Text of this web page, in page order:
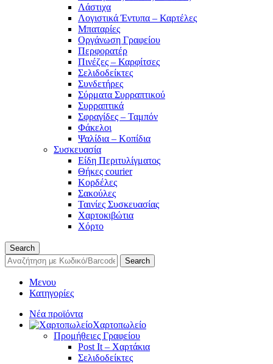
Λάστιχα
Λογιστικά Έντυπα – Καρτέλες
Μπαταρίες
Οργάνωση Γραφείου
Περφορατέρ
Πινέζες – Καρφίτσες
Σελιδοδείκτες
Συνδετήρες
Σύρματα Συρραπτικού
Συρραπτικά
Σφραγίδες – Ταμπόν
Φάκελοι
Ψαλίδια – Κοπίδια
Συσκευασία
Είδη Περιτυλίγματος
Θήκες courier
Κορδέλες
Σακούλες
Ταινίες Συσκευασίας
Χαρτοκιβώτια
Χόρτο
Search
Search
Μενου
Κατηγορίες
Νέα προϊόντα
Χαρτοπωλείο
Προμήθειες Γραφείου
Post It – Χαρτάκια
Σελιδοδείκτες